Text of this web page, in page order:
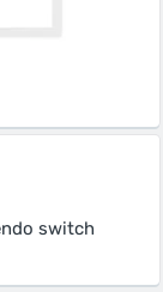
switch